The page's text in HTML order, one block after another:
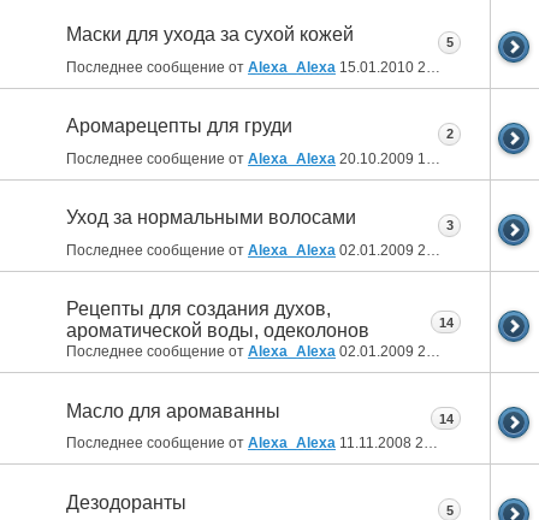
Маски для ухода за сухой кожей
Последнее сообщение от Alexa_Alexa 15.01.2010 21:41
5
Аромарецепты для груди
Последнее сообщение от Alexa_Alexa 20.10.2009 15:57
2
Уход за нормальными волосами
Последнее сообщение от Alexa_Alexa 02.01.2009 20:38
3
Рецепты для создания духов,
ароматической воды, одеколонов
Последнее сообщение от Alexa_Alexa 02.01.2009 20:21
14
Масло для аромаванны
Последнее сообщение от Alexa_Alexa 11.11.2008 20:40
14
Дезодоранты 5